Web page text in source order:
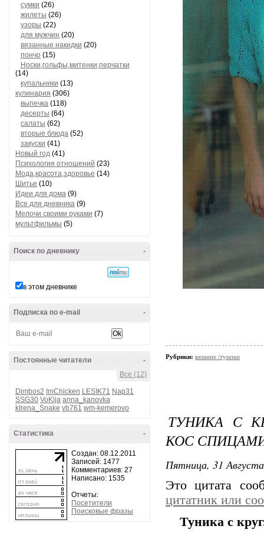
сумки (26)
жилеты (26)
узоры (22)
для мужчин (20)
вязанные накидки (20)
пончо (15)
Носки,гольфы,митенки,перчатки
(14)
купальники (13)
кулинария (306)
выпечка (118)
десерты (64)
салаты (62)
вторые блюда (52)
закуски (41)
Новый год (41)
Психология отношений (23)
Мода,красота,здоровье (14)
Шитье (10)
Идеи для дома (9)
Все для дневника (9)
Мелочи своими руками (7)
мультфильмы (5)
-
Поиск по дневнику
в этом дневнике
-
Подписка по e-mail
-
Постоянные читатели
Все (12)
Dimbos2 ImChicken LESIK71 Nap31
SSG30 VoKlja anna_kanovka
kIrena_Snake vb761 wm-kemerovo
-
Статистика
Создан: 08.12.2011
Записей: 1477
Комментариев: 27
Написано: 1535
Отчеты:
Посетители
Поисковые фразы
Рубрики: вязание /туники
ТУНИКА С
КОС
Пятница, 31
Это цитата
цитатник или
Туника с